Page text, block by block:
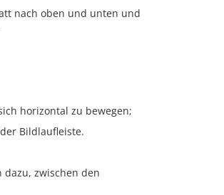
nach oben und unten und
horizontal zu bewegen;
Bildlaufleiste.
zwischen den